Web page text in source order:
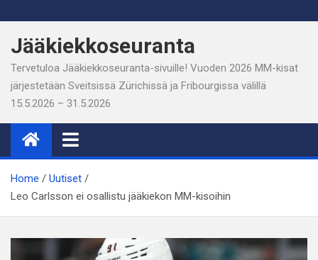
to
content
Jääkiekkoseuranta
Tervetuloa Jääkiekkoseuranta-sivuille! Vuoden 2026 MM-kisat
järjestetään Sveitsissä Zürichissä ja Fribourgissa välillä
15.5.2026 – 31.5.2026
Home
Uutiset
Leo Carlsson ei osallistu jääkiekon MM-kisoihin